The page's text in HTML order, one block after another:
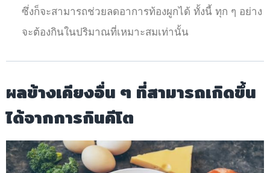
ซึ่งก็จะสามารถช่วยลดอาการท้องผูกได้ ทั้งนี้ ทุก ๆ อย่าง
จะต้องกินในปริมาณที่เหมาะสมเท่านั้น
ผลข้างเคียงอื่น ๆ ที่สามารถเกิดขึ้น
ได้จากการกินคีโต